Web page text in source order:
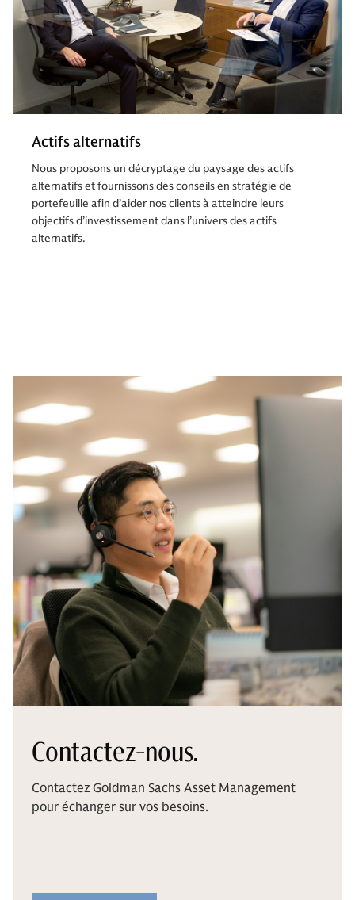
Actifs alternatifs
Nous proposons un décryptage du paysage des actifs
alternatifs et fournissons des conseils en stratégie de
portefeuille afin d’aider nos clients à atteindre leurs
objectifs d’investissement dans l’univers des actifs
alternatifs.
Contactez-nous.
Contactez Goldman Sachs Asset Management
pour échanger sur vos besoins.